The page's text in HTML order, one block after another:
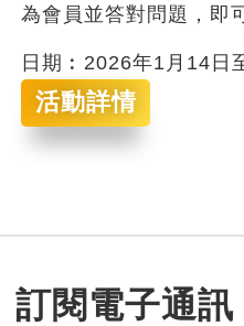
為會員並答對問題，即
日期︰2026年1月14日
活動詳情
訂閱電子通訊